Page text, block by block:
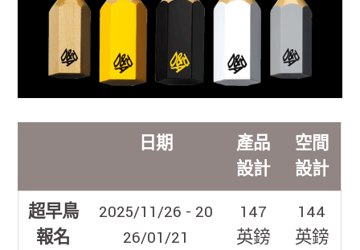
日期
產品
設計
空間
設計
超早鳥
報名
2025/11/26 - 20
26/01/21
147
英鎊
144
英鎊